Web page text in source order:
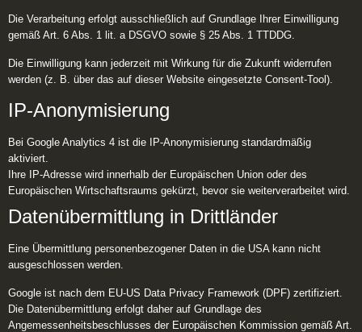
Die Verarbeitung erfolgt ausschließlich auf Grundlage Ihrer Einwilligung
gemäß Art. 6 Abs. 1 lit. a DSGVO sowie § 25 Abs. 1 TTDDG.
Die Einwilligung kann jederzeit mit Wirkung für die Zukunft widerrufen
werden (z. B. über das auf dieser Website eingesetzte Consent-Tool).
IP-Anonymisierung
Bei Google Analytics 4 ist die IP-Anonymisierung standardmäßig
aktiviert.
Ihre IP-Adresse wird innerhalb der Europäischen Union oder des
Europäischen Wirtschaftsraums gekürzt, bevor sie weiterverarbeitet wird.
Datenübermittlung in Drittländer
Eine Übermittlung personenbezogener Daten in die USA kann nicht
ausgeschlossen werden.
Google ist nach dem EU-US Data Privacy Framework (DPF) zertifiziert.
Die Datenübermittlung erfolgt daher auf Grundlage des
Angemessenheitsbeschlusses der Europäischen Kommission gemäß Art.